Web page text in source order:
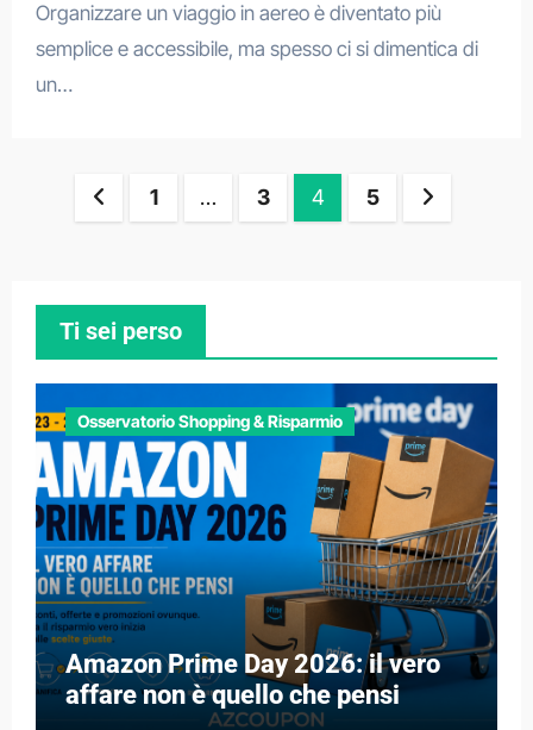
Organizzare un viaggio in aereo è diventato più
semplice e accessibile, ma spesso ci si dimentica di
un…
Paginazione
articoli
1 … 3 4 5
Ti sei perso
Osservatorio Shopping & Risparmio
Amazon Prime Day 2026: il vero
affare non è quello che pensi